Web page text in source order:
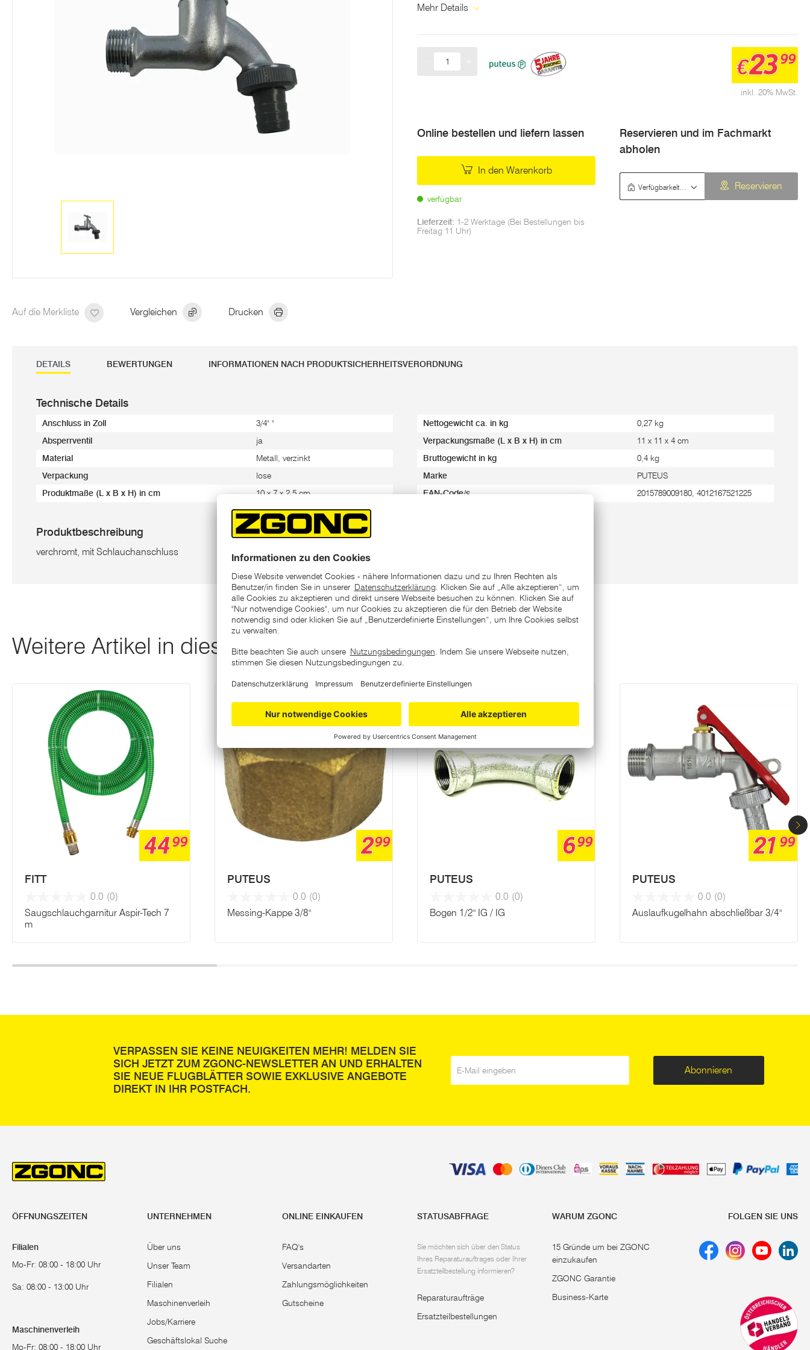
Auf die Merkliste Vergleichen Drucken
Mehr Details
inkl. 20% MwSt.
€2399
Online bestellen und liefern lassen
In den Warenkorb
verfügbar
Lieferzeit: 1-2 Werktage (Bei Bestellungen bis
Freitag 11 Uhr)
Reservieren und im Fachmarkt
abholen
Reservieren
DETAILS BEWERTUNGEN INFORMATIONEN NACH PRODUKTSICHERHEITSVERORDNUNG
Technische Details
Anschluss in Zoll 3/4" "
Absperrventil ja
Material Metall, verzinkt
Verpackung lose
Produktmaße (L x B x H) in cm 10 x 7 x 2,5 cm
Nettogewicht ca. in kg 0,27 kg
Verpackungsmaße (L x B x H) in cm 11 x 11 x 4 cm
Bruttogewicht in kg 0,4 kg
Marke PUTEUS
EAN-Code/s 2015789009180, 4012167521225
Produktbeschreibung
verchromt, mit Schlauchanschluss
Weitere Artikel in dieser Kategorie
4499
FITT
0.0 (0)
Saugschlauchgarnitur Aspir-Tech 7
m
299
PUTEUS
0.0 (0)
Messing-Kappe 3/8"
699
PUTEUS
0.0 (0)
Bogen 1/2" IG / IG
21 99
PUTEUS
0.0 (0)
Auslaufkugelhahn abschließbar 3/4"
VERPASSEN SIE KEINE NEUIGKEITEN MEHR! MELDEN SIE
SICH JETZT ZUM ZGONC-NEWSLETTER AN UND ERHALTEN
SIE NEUE FLUGBLÄTTER SOWIE EXKLUSIVE ANGEBOTE
DIREKT IN IHR POSTFACH.
Abonnieren
ÖFFNUNGSZEITEN
Filialen
Mo-Fr: 08:00 - 18:00 Uhr
Sa: 08:00 - 13:00 Uhr
Maschinenverleih
Mo-Fr: 08:00 - 18:00 Uhr
UNTERNEHMEN
Über uns
Unser Team
Filialen
Maschinenverleih
Jobs/Karriere
Geschäftslokal Suche
ONLINE EINKAUFEN
FAQ's
Versandarten
Zahlungsmöglichkeiten
Gutscheine
STATUSABFRAGE
Sie möchten sich über den Status
Ihres Reparaturauftrages oder Ihrer
Ersatzteilbestellung informieren?
Reparaturaufträge
Ersatzteilbestellungen
WARUM ZGONC
15 Gründe um bei ZGONC
einzukaufen
ZGONC Garantie
Business-Karte
FOLGEN SIE UNS